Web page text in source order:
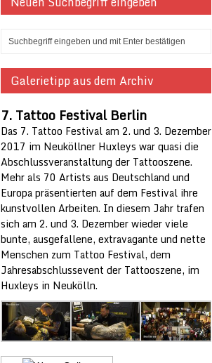
Galerietipp aus dem Archiv
7. Tattoo Festival Berlin
Das 7. Tattoo Festival am 2. und 3. Dezember
2017 im Neuköllner Huxleys war quasi die
Abschlussveranstaltung der Tattooszene.
Mehr als 70 Artists aus Deutschland und
Europa präsentierten auf dem Festival ihre
kunstvollen Arbeiten. In diesem Jahr trafen
sich am 2. und 3. Dezember wieder viele
bunte, ausgefallene, extravagante und nette
Menschen zum Tattoo Festival, dem
Jahresabschlussevent der Tattooszene, im
Huxleys in Neukölln.